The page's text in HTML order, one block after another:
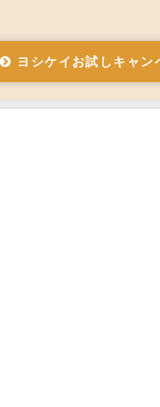
ヨシケイお試しキャン